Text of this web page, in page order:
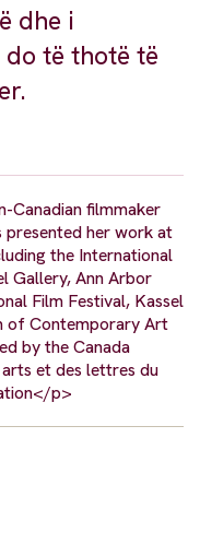
dhe i
do të thotë të
Canadian filmmaker
presented her work at
the International
Gallery, Ann Arbor
Film Festival, Kassel
of Contemporary Art
by the Canada
et des lettres du
p>